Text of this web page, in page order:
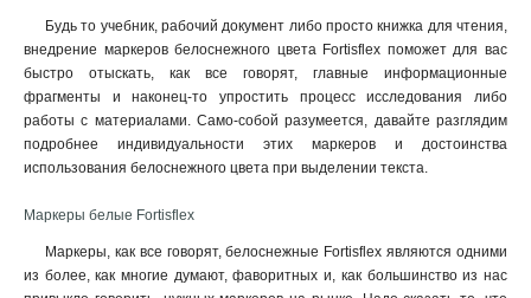
Будь то учебник, рабочий документ либо просто книжка для чтения,
внедрение маркеров белоснежного цвета Fortisflex поможет для вас
быстро отыскать, как все говорят, главные информационные
фрагменты и наконец-то упростить процесс исследования либо
работы с материалами. Само-собой разумеется, давайте разглядим
подробнее индивидуальности этих маркеров и достоинства
использования белоснежного цвета при выделении текста.
Маркеры белые Fortisflex
Маркеры, как все говорят, белоснежные Fortisflex являются одними
из более, как многие думают, фаворитных и, как большинство из нас